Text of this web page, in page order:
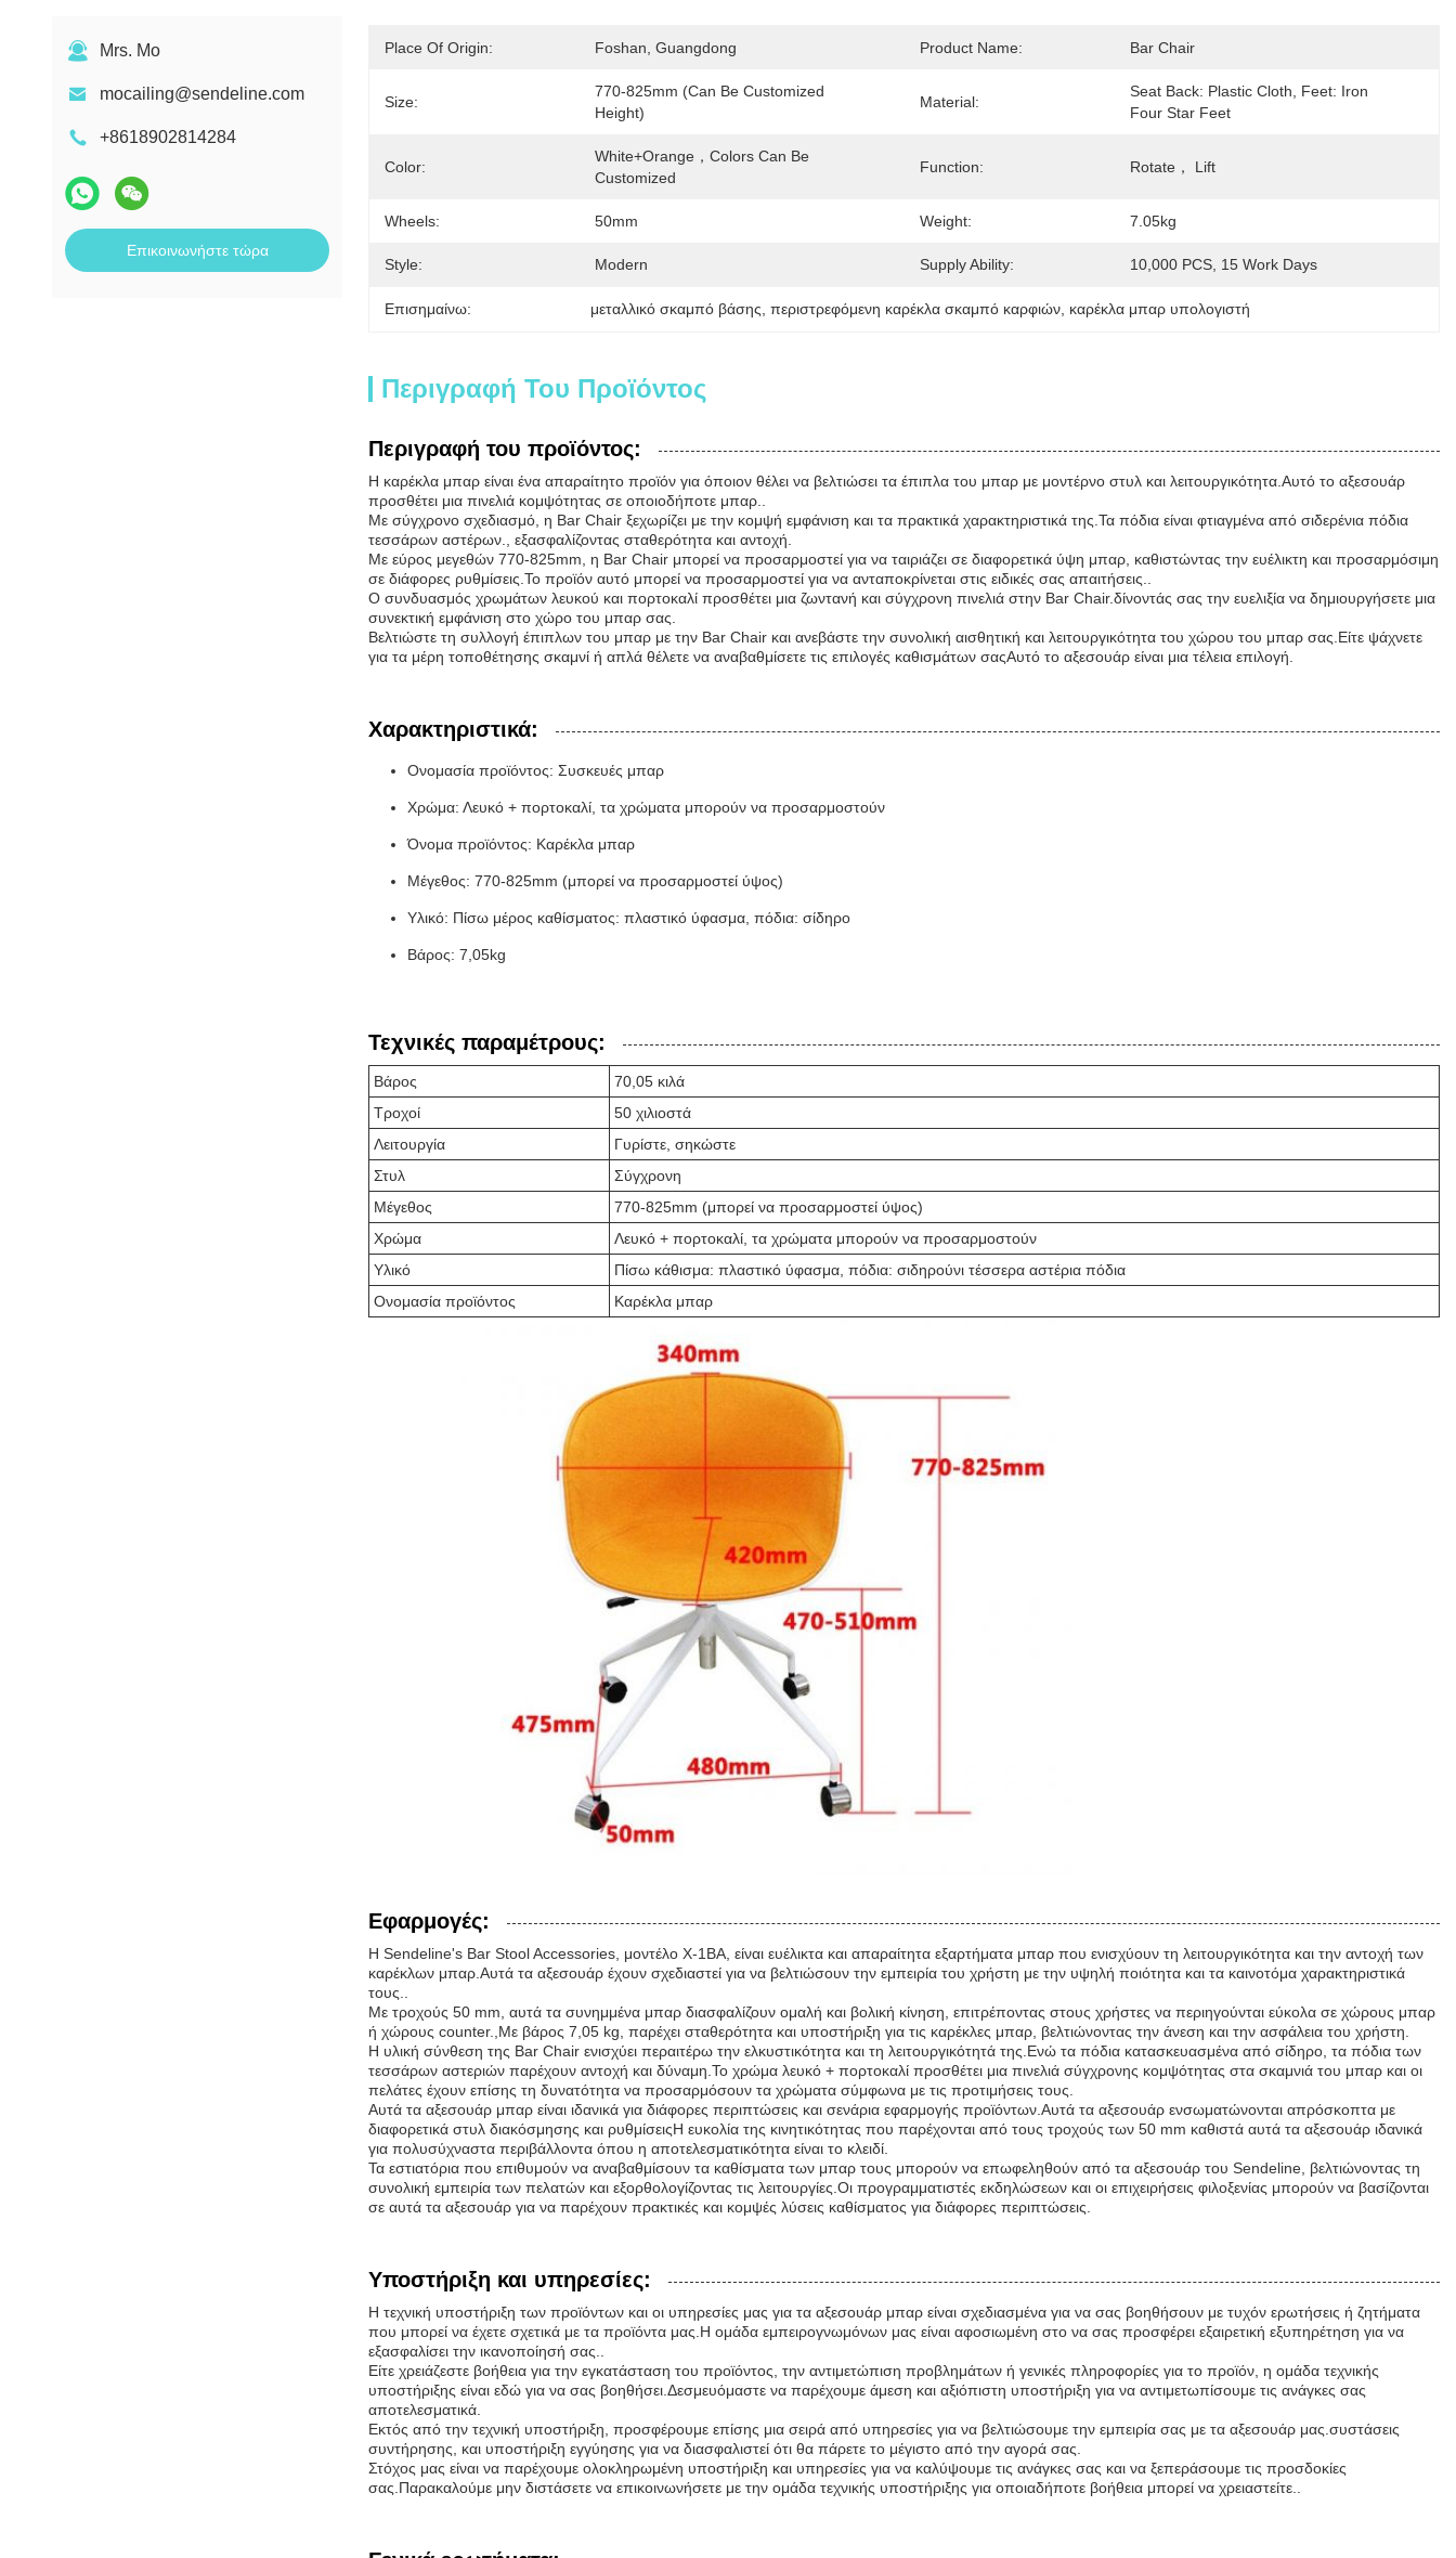
Mrs. Mo
mocailing@sendeline.com
+8618902814284
Επικοινωνήστε τώρα
Place Of Origin: Foshan, Guangdong Product Name: Bar Chair
Size:
770-825mm (can Be Customized
Height)
Material:
Seat Back: Plastic Cloth, Feet: Iron
Four Star Feet
Color:
White+orange，Colors Can Be
Customized
Function: Rotate， Lift
Wheels: 50mm Weight: 7.05kg
Style: Modern Supply Ability: 10,000 PCS, 15 Work Days
Επισημαίνω: μεταλλικό σκαμπό βάσης περιστρεφόμενη καρέκλα σκαμπό καρφιών, καρέκλα μπαρ υπολογιστή
Περιγραφή Του Προϊόντος
Περιγραφή του προϊόντος:
Η καρέκλα μπαρ είναι ένα απαραίτητο προϊόν για όποιον θέλει να βελτιώσει τα έπιπλα του μπαρ με μοντέρνο στυλ και λειτουργικότητα.Αυτό το αξεσουάρ
προσθέτει μια πινελιά κομψότητας σε οποιοδήποτε μπαρ..
Με σύγχρονο σχεδιασμό, η Bar Chair ξεχωρίζει με την κομψή εμφάνιση και τα πρακτικά χαρακτηριστικά της.Τα πόδια είναι φτιαγμένα από σιδερένια πόδια
τεσσάρων αστέρων., εξασφαλίζοντας σταθερότητα και αντοχή.
Με εύρος μεγεθών 770-825mm, η Bar Chair μπορεί να προσαρμοστεί για να ταιριάζει σε διαφορετικά ύψη μπαρ, καθιστώντας την ευέλικτη και προσαρμόσιμη
σε διάφορες ρυθμίσεις.Το προϊόν αυτό μπορεί να προσαρμοστεί για να ανταποκρίνεται στις ειδικές σας απαιτήσεις..
Ο συνδυασμός χρωμάτων λευκού και πορτοκαλί προσθέτει μια ζωντανή και σύγχρονη πινελιά στην Bar Chair.δίνοντάς σας την ευελιξία να δημιουργήσετε μια
συνεκτική εμφάνιση στο χώρο του μπαρ σας.
Βελτιώστε τη συλλογή έπιπλων του μπαρ με την Bar Chair και ανεβάστε την συνολική αισθητική και λειτουργικότητα του χώρου του μπαρ σας.Είτε ψάχνετε
για τα μέρη τοποθέτησης σκαμνί ή απλά θέλετε να αναβαθμίσετε τις επιλογές καθισμάτων σαςΑυτό το αξεσουάρ είναι μια τέλεια επιλογή.
Χαρακτηριστικά:
Ονομασία προϊόντος: Συσκευές μπαρ
Χρώμα: Λευκό + πορτοκαλί, τα χρώματα μπορούν να προσαρμοστούν
Όνομα προϊόντος: Καρέκλα μπαρ
Μέγεθος: 770-825mm (μπορεί να προσαρμοστεί ύψος)
Υλικό: Πίσω μέρος καθίσματος: πλαστικό ύφασμα, πόδια: σίδηρο
Βάρος: 7,05kg
Τεχνικές παραμέτρους:
Βάρος
70,05 κιλά
Τροχοί
50 χιλιοστά
Λειτουργία
Γυρίστε, σηκώστε
Στυλ
Σύγχρονη
Μέγεθος
770-825mm (μπορεί να προσαρμοστεί ύψος)
Χρώμα
Λευκό + πορτοκαλί, τα χρώματα μπορούν να προσαρμοστούν
Υλικό
Πίσω κάθισμα: πλαστικό ύφασμα, πόδια: σιδηρούνι τέσσερα αστέρια πόδια
Ονομασία προϊόντος
Καρέκλα μπαρ
Εφαρμογές:
Η Sendeline's Bar Stool Accessories, μοντέλο X-1BA, είναι ευέλικτα και απαραίτητα εξαρτήματα μπαρ που ενισχύουν τη λειτουργικότητα και την αντοχή των
καρέκλων μπαρ.Αυτά τα αξεσουάρ έχουν σχεδιαστεί για να βελτιώσουν την εμπειρία του χρήστη με την υψηλή ποιότητα και τα καινοτόμα χαρακτηριστικά
τους..
Με τροχούς 50 mm, αυτά τα συνημμένα μπαρ διασφαλίζουν ομαλή και βολική κίνηση, επιτρέποντας στους χρήστες να περιηγούνται εύκολα σε χώρους μπαρ
ή χώρους counter.,Με βάρος 7,05 kg, παρέχει σταθερότητα και υποστήριξη για τις καρέκλες μπαρ, βελτιώνοντας την άνεση και την ασφάλεια του χρήστη.
Η υλική σύνθεση της Bar Chair ενισχύει περαιτέρω την ελκυστικότητα και τη λειτουργικότητά της.Ενώ τα πόδια κατασκευασμένα από σίδηρο, τα πόδια των
τεσσάρων αστεριών παρέχουν αντοχή και δύναμη.Το χρώμα λευκό + πορτοκαλί προσθέτει μια πινελιά σύγχρονης κομψότητας στα σκαμνιά του μπαρ και οι
πελάτες έχουν επίσης τη δυνατότητα να προσαρμόσουν τα χρώματα σύμφωνα με τις προτιμήσεις τους.
Αυτά τα αξεσουάρ μπαρ είναι ιδανικά για διάφορες περιπτώσεις και σενάρια εφαρμογής προϊόντων.Αυτά τα αξεσουάρ ενσωματώνονται απρόσκοπτα με
διαφορετικά στυλ διακόσμησης και ρυθμίσειςΗ ευκολία της κινητικότητας που παρέχονται από τους τροχούς των 50 mm καθιστά αυτά τα αξεσουάρ ιδανικά
για πολυσύχναστα περιβάλλοντα όπου η αποτελεσματικότητα είναι το κλειδί.
Τα εστιατόρια που επιθυμούν να αναβαθμίσουν τα καθίσματα των μπαρ τους μπορούν να επωφεληθούν από τα αξεσουάρ του Sendeline, βελτιώνοντας τη
συνολική εμπειρία των πελατών και εξορθολογίζοντας τις λειτουργίες.Οι προγραμματιστές εκδηλώσεων και οι επιχειρήσεις φιλοξενίας μπορούν να βασίζονται
σε αυτά τα αξεσουάρ για να παρέχουν πρακτικές και κομψές λύσεις καθίσματος για διάφορες περιπτώσεις.
Υποστήριξη και υπηρεσίες:
Η τεχνική υποστήριξη των προϊόντων και οι υπηρεσίες μας για τα αξεσουάρ μπαρ είναι σχεδιασμένα για να σας βοηθήσουν με τυχόν ερωτήσεις ή ζητήματα
που μπορεί να έχετε σχετικά με τα προϊόντα μας.Η ομάδα εμπειρογνωμόνων μας είναι αφοσιωμένη στο να σας προσφέρει εξαιρετική εξυπηρέτηση για να
εξασφαλίσει την ικανοποίησή σας..
Είτε χρειάζεστε βοήθεια για την εγκατάσταση του προϊόντος, την αντιμετώπιση προβλημάτων ή γενικές πληροφορίες για το προϊόν, η ομάδα τεχνικής
υποστήριξης είναι εδώ για να σας βοηθήσει.Δεσμευόμαστε να παρέχουμε άμεση και αξιόπιστη υποστήριξη για να αντιμετωπίσουμε τις ανάγκες σας
αποτελεσματικά.
Εκτός από την τεχνική υποστήριξη, προσφέρουμε επίσης μια σειρά από υπηρεσίες για να βελτιώσουμε την εμπειρία σας με τα αξεσουάρ μας.συστάσεις
συντήρησης, και υποστήριξη εγγύησης για να διασφαλιστεί ότι θα πάρετε το μέγιστο από την αγορά σας.
Στόχος μας είναι να παρέχουμε ολοκληρωμένη υποστήριξη και υπηρεσίες για να καλύψουμε τις ανάγκες σας και να ξεπεράσουμε τις προσδοκίες
σας.Παρακαλούμε μην διστάσετε να επικοινωνήσετε με την ομάδα τεχνικής υποστήριξης για οποιαδήποτε βοήθεια μπορεί να χρειαστείτε..